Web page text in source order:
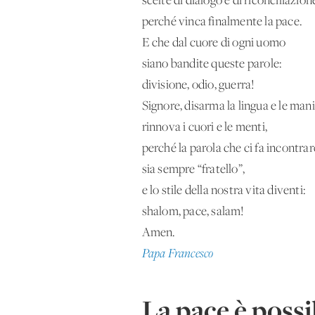
perché vinca finalmente la pace.
E che dal cuore di ogni uomo
siano bandite queste parole:
divisione, odio, guerra!
Signore, disarma la lingua e le
rinnova i cuori e le menti,
perché la parola che ci fa
sia sempre “fratello”,
e lo stile della nostra vita diventi:
shalom, pace, salam!
Amen.
Papa Francesco